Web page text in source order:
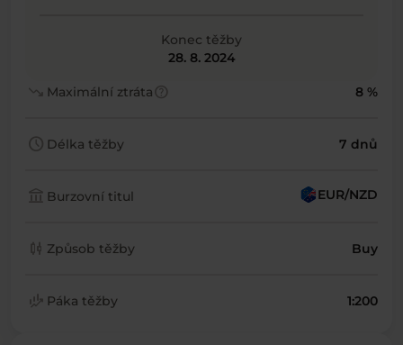
Konec těžby
28. 8. 2024
trending_down Maximální ztrátahelp 8 %
schedule Délka těžby 7 dnů
account_balance Burzovní titul EUR/NZD
candlestick_chart Způsob těžby Buy
finance_mode Páka těžby 1:200